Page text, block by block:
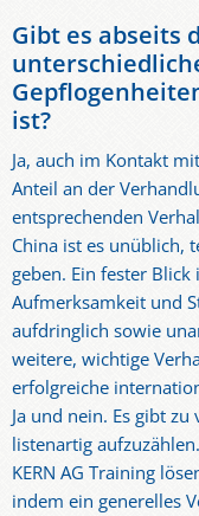
Gibt es abseits
ist?
Ja, auch im Kontakt
Anteil an der
entsprechenden
China ist es unüblich,
geben. Ein fester
Aufmerksamkeit und
aufdringlich sowie
weitere, wichtige
erfolgreiche
Ja und nein. Es gibt
listenartig
KERN AG Training
indem ein generelles